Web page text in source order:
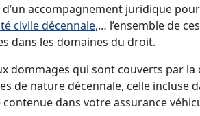
accompagnement juridique
civile décennale,… l’ensemble de
dans les domaines du droit.
dommages qui sont couverts par
de nature décennale, celle incluse
dans votre assurance